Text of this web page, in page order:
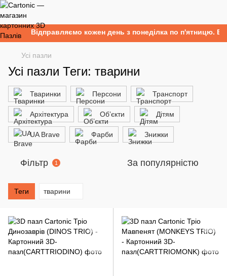
Відправляємо кожен день з понеділка по п'ятницю.
Усі пазли
Усі пазли Теги: тварини
Тваринки Персони Транспорт
Архітектура Об’єкти Дітям
UA Brave Фарби Знижки
Фільтр 1 За популярністю
Теги тварини